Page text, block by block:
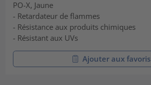
PO-X, Jaune
- Retardateur de flammes
- Résistance aux produits chimiques
- Résistant aux UVs
Ajouter aux favoris